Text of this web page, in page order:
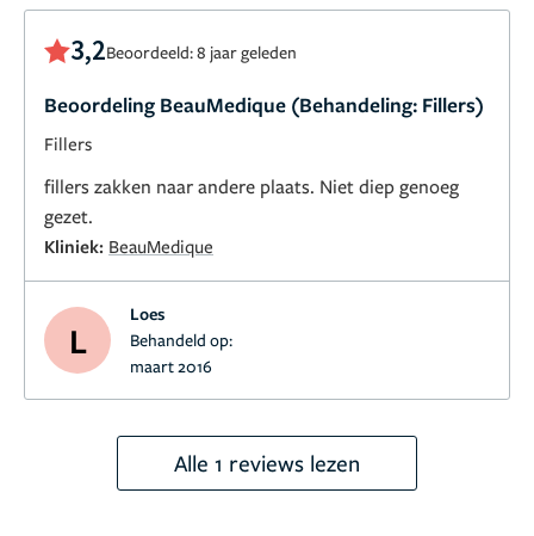
3,2Beoordeeld: 8 jaar geleden
Beoordeling BeauMedique (Behandeling: Fillers)
Fillers
fillers zakken naar andere plaats. Niet diep genoeg
gezet.
Kliniek: BeauMedique
L
Loes
Behandeld op:
maart 2016
Alle 1 reviews lezen